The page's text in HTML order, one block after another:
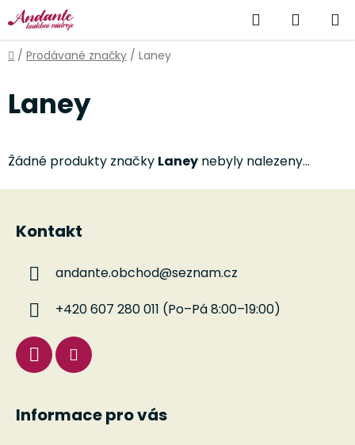
Přejít
na
obsah
Hledat
KOŠÍK
Domů
/ Prodávané značky / Laney
Laney
Žádné produkty značky Laney nebyly nalezeny...
Kontakt
andante.obchod@seznam.cz
+420 607 280 011 (Po–Pá 8:00–19:00)
Informace pro vás